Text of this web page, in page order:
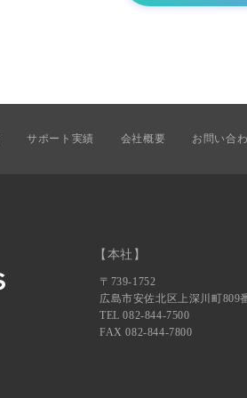
サポート実績 会社概要 お問い合
【本社】
〒739-1752
広島市安佐北区上深川町809
TEL 082-844-7500
FAX 082-844-7800